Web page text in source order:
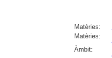
Matèries:
Matèries:
Àmbit: